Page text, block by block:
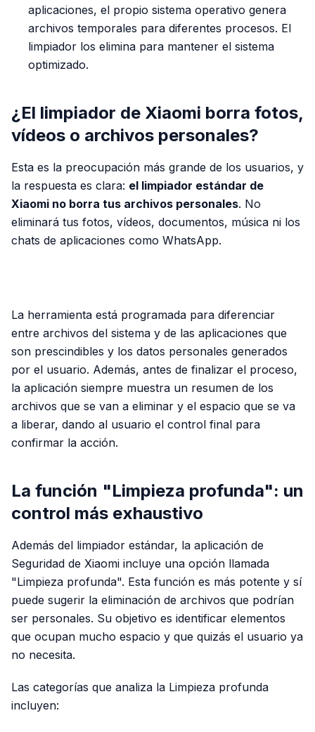
aplicaciones, el propio sistema operativo genera
archivos temporales para diferentes procesos. El
limpiador los elimina para mantener el sistema
optimizado.
¿El limpiador de Xiaomi borra fotos,
vídeos o archivos personales?
Esta es la preocupación más grande de los usuarios, y
la respuesta es clara: el limpiador estándar de
Xiaomi no borra tus archivos personales. No
eliminará tus fotos, vídeos, documentos, música ni los
chats de aplicaciones como WhatsApp.
La herramienta está programada para diferenciar
entre archivos del sistema y de las aplicaciones que
son prescindibles y los datos personales generados
por el usuario. Además, antes de finalizar el proceso,
la aplicación siempre muestra un resumen de los
archivos que se van a eliminar y el espacio que se va
a liberar, dando al usuario el control final para
confirmar la acción.
La función "Limpieza profunda": un
control más exhaustivo
Además del limpiador estándar, la aplicación de
Seguridad de Xiaomi incluye una opción llamada
"Limpieza profunda". Esta función es más potente y sí
puede sugerir la eliminación de archivos que podrían
ser personales. Su objetivo es identificar elementos
que ocupan mucho espacio y que quizás el usuario ya
no necesita.
Las categorías que analiza la Limpieza profunda
incluyen: